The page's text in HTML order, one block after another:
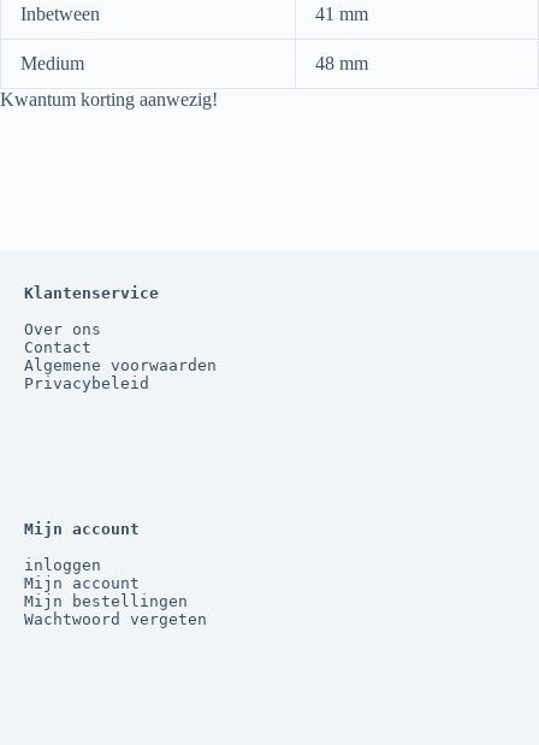
Inbetween 41 mm
Medium
48 mm
Kwantum korting aanwezig!
Klantenservice
Over ons
Contact
Algemene voorwaarden
Privacybeleid
Mijn account
inloggen
Mijn account
Mijn bestellingen
Wachtwoord vergeten